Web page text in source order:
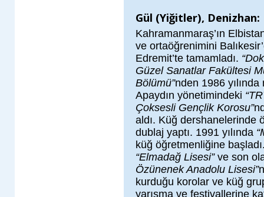
Gül (Yiğitler), Denizhan:
Kahramanmaraş’ın
ve ortaöğrenimini
Edremit’te tamamladı.
Güzel Sanatlar Fakültesi
Bölümü”nden 1986
Apaydın yönetimindeki
Çoksesli Gençlik Korosu”
aldı. Küğ dershanelerinde
dublaj yaptı. 1991 yılında
küğ öğretmenliğine
“Elmadağ Lisesi”ve son
Özünenek Anadolu Lisesi”
kurduğu korolar ve küğ
yarışma ve festivallerine